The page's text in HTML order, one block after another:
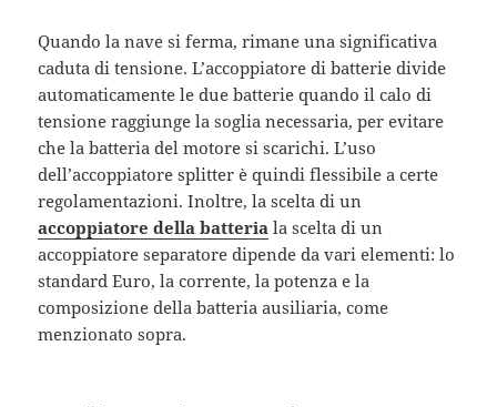
Quando la nave si ferma, rimane una significativa
caduta di tensione. L’accoppiatore di batterie divide
automaticamente le due batterie quando il calo di
tensione raggiunge la soglia necessaria, per evitare
che la batteria del motore si scarichi. L’uso
dell’accoppiatore splitter è quindi flessibile a certe
regolamentazioni. Inoltre, la scelta di un
accoppiatore della batteria la scelta di un
accoppiatore separatore dipende da vari elementi: lo
standard Euro, la corrente, la potenza e la
composizione della batteria ausiliaria, come
menzionato sopra.